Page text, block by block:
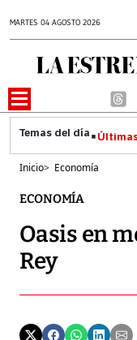
MARTES 04 AGOSTO 2026
Inicio> Economía
ECONOMÍA
Oasis en
Rey